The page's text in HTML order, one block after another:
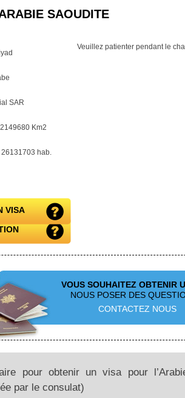
SAOUDITE
SAR
2149680 Km2
26131703 hab.
Veuillez patienter pendant le
VOUS SOUHAITEZ OBTENIR
NOUS POSER DES
CONTACTEZ NOUS
VISA
pour obtenir un visa pour
par le consulat)